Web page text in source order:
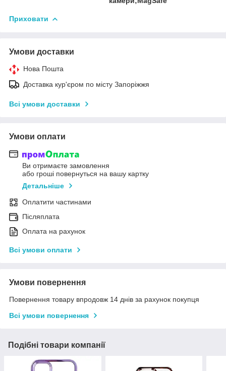
Приховати
Умови доставки
Нова Пошта
Доставка кур'єром по місту Запоріжжя
Всі умови доставки
Умови оплати
Ви отримаєте замовлення
або гроші повернуться на вашу картку
Детальніше
Оплатити частинами
Післяплата
Оплата на рахунок
Всі умови оплати
Умови повернення
Повернення товару впродовж 14 днів за рахунок покупця
Всі умови повернення
Подібні товари компанії